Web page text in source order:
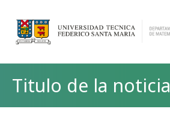
Titulo de la noticia